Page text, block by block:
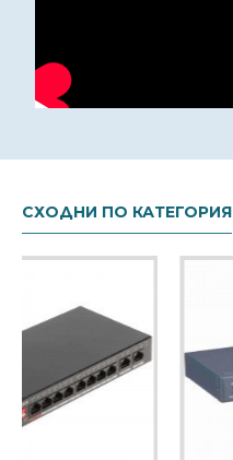
СХОДНИ ПО КАТЕГОРИЯ